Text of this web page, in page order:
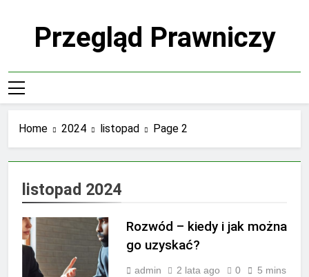
Przegląd Prawniczy
Home 2024 listopad Page 2
listopad 2024
Rozwód – kiedy i jak można
go uzyskać?
admin 2 lata ago 0 5 mins